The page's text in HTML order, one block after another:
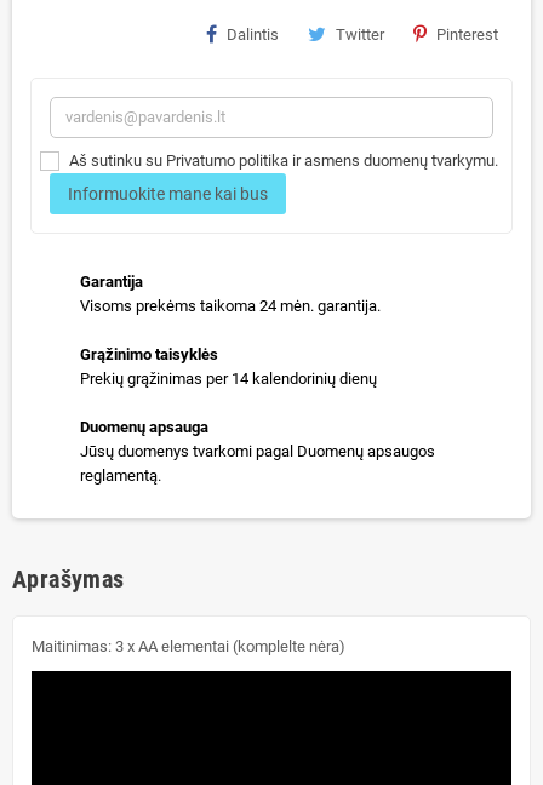
Dalintis Twitter Pinterest
Aš sutinku su Privatumo politika ir asmens duomenų tvarkymu.
Informuokite mane kai bus
Garantija
Visoms prekėms taikoma 24 mėn. garantija.
Grąžinimo taisyklės
Prekių grąžinimas per 14 kalendorinių dienų
Duomenų apsauga
Jūsų duomenys tvarkomi pagal Duomenų apsaugos
reglamentą.
Aprašymas
Maitinimas: 3 x AA elementai (komplelte nėra)